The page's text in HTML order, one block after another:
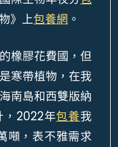
》上包養網 。
橡膠花費國，但
寒帶植物，在我
南島和西雙版納
，2022年包養我
噸，表不雅需求